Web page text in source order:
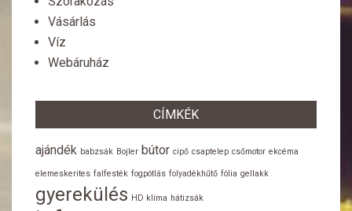
Vásárlás
Víz
Webáruház
CÍMKÉK
ajándék babzsák Bojler bútor cipő csaptelep csőmotor ekcéma
elemeskerites falfesték fogpótlás folyadékhűtő fólia gellakk
gyerekülés HD klíma hátizsák